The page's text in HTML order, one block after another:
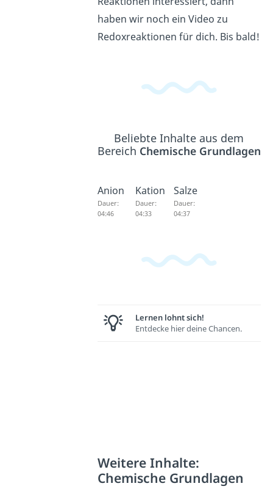
haben wir noch ein Video zu
Redoxreaktionen für dich. Bis bald!
Beliebte Inhalte aus dem
Bereich Chemische Grundlagen
Anion
Dauer:
04:46
Kation
Dauer:
04:33
Salze
Dauer:
04:37
Lernen lohnt sich!
Entdecke hier deine Chancen.
Weitere Inhalte:
Chemische Grundlagen